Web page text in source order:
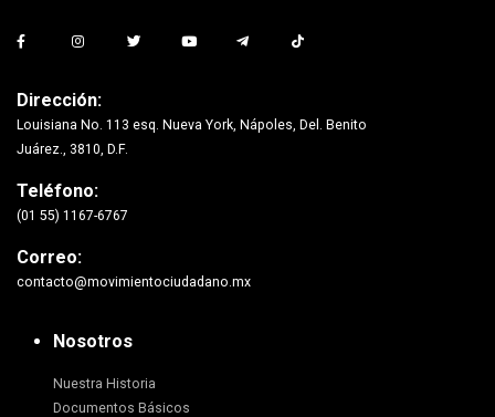
Dirección:
Louisiana No. 113 esq. Nueva York, Nápoles, Del. Benito
Juárez., 3810, D.F.
Teléfono:
(01 55) 1167-6767
Correo:
contacto@movimientociudadano.mx
Nosotros
Nuestra Historia
Documentos Básicos